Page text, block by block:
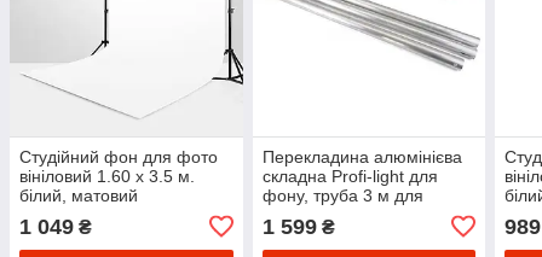
Студійний фон для фото
вініловий 1.60 х 3.5 м.
білий, матовий
1 049 ₴
Перекладина алюмінієва
складна Profi-light для
фону, труба 3 м для
1 599₴ 989